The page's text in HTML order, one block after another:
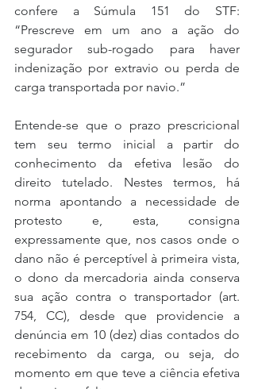
confere a Súmula 151 do STF:
“Prescreve em um ano a ação do
segurador sub-rogado para haver
indenização por extravio ou perda de
carga transportada por navio.”
Entende-se que o prazo prescricional
tem seu termo inicial a partir do
conhecimento da efetiva lesão do
direito tutelado. Nestes termos, há
norma apontando a necessidade de
protesto e, esta, consigna
expressamente que, nos casos onde o
dano não é perceptível à primeira vista,
o dono da mercadoria ainda conserva
sua ação contra o transportador (art.
754, CC), desde que providencie a
denúncia em 10 (dez) dias contados do
recebimento da carga, ou seja, do
momento em que teve a ciência efetiva